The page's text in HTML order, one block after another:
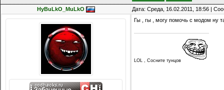
HyBuLkO_MuLkO
Дата: Среда, 16.02.2011, 18:56 |
Гы , гы , могу помочь с модом ну
LOL , Сосните тунцов